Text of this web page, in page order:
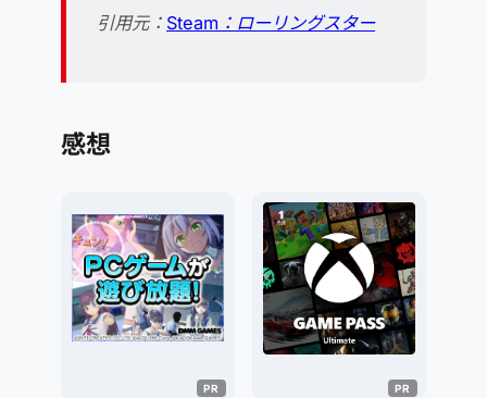
引用元： Steam：ローリングスター
感想